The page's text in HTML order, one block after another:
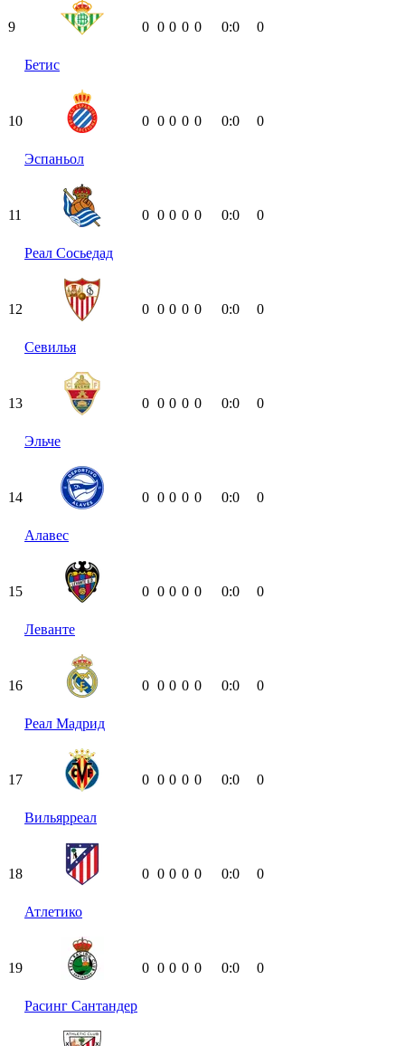
9
Бетис
0 0 0 0 0 0:0 0
10
Эспаньол
0 0 0 0 0 0:0 0
11
Реал Сосьедад
0 0 0 0 0 0:0 0
12
Севилья
0 0 0 0 0 0:0 0
13
Эльче
0 0 0 0 0 0:0 0
14
Алавес
0 0 0 0 0 0:0 0
15
Леванте
0 0 0 0 0 0:0 0
16
Реал Мадрид
0 0 0 0 0 0:0 0
17
Вильярреал
0 0 0 0 0 0:0 0
18
Атлетико
0 0 0 0 0 0:0 0
19
Расинг Сантандер
0 0 0 0 0 0:0 0